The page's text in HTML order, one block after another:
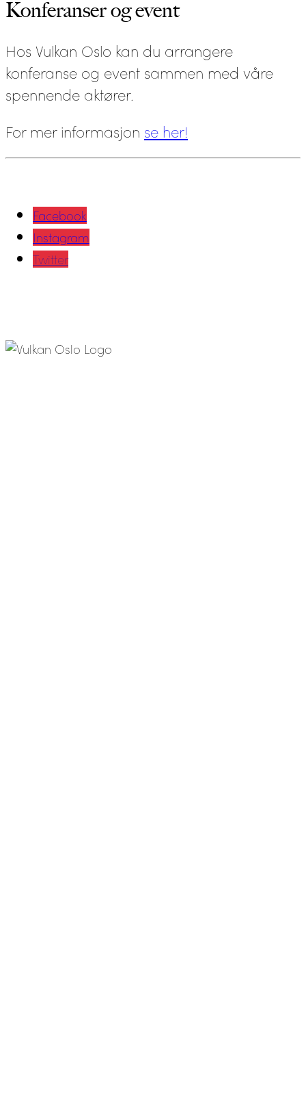
Konferanser og event
Hos Vulkan Oslo kan du arrangere
konferanse og event sammen med våre
spennende aktører.
For mer informasjon se her!
Facebook
Instagram
Twitter